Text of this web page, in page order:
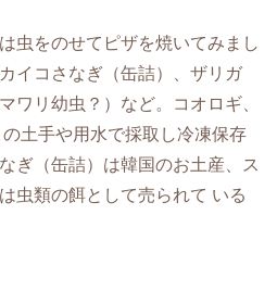
虫をのせてピザを焼いてみまし
イコさなぎ（缶詰）、ザリガ
ワリ幼虫？）など。コオロギ、
土手や用水で採取し冷凍保存
ぎ（缶詰）は韓国のお土産、ス
虫類の餌として売られて いる